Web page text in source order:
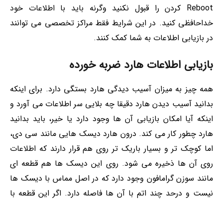
Reboot کردن را قبول نکنید وگرنه باید با اطلاعات خود
خداحافظی کنید. در این شرایط فقط مراکز تخصصی می توانند
در بازیابی اطلاعات به شما کمک کنند.
بازیابی اطلاعات هارد ضربه خورده
همه چیز به میزان آسیب دیدگی هارد بستگی دارد. برای اینکه
بدانید آسیب دیدن هارد دقیقا چه بلایی سر اطلاعات می آورد و
اینکه آیا امکان بازیابی آن ها وجود دارد یا خیر، باید بدانید
هارد چطور کار می کند. درون هارد دیسک هایی مانند سی دی،
اما کوچک تر و بسیار باریک تر روی هم قرار دارند که اطلاعات
روی آن ها ذخیره می شود. روی این دیسک ها هم قطعه ای
مانند سوزن گرامافون وجود دارد که در اصل مماس با دیسک ها
نیست و درحد چند اتم با آن ها فاصله دارد. اگر این قطعه با